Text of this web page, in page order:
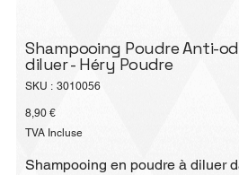
Shampooing Poudre Anti-
diluer - Héry Poudre
SKU : SKU
3010056
Prix
8,90 €
TVA Incluse
Shampooing en poudre à diluer